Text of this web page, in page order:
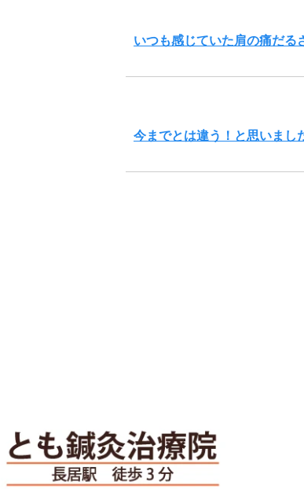
いつも感じていた肩の痛だる
今までとは違う！と思いまし